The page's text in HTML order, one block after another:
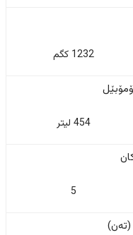
1232 کگم
454 لیتر
5
(تەن)